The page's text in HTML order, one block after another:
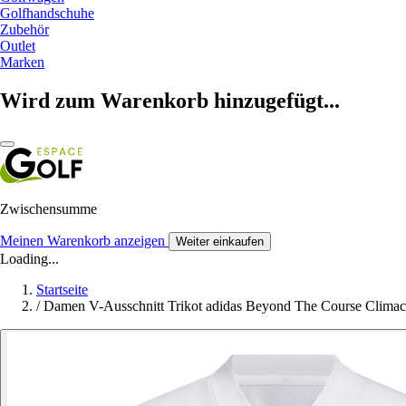
Golfhandschuhe
Zubehör
Outlet
Marken
Wird zum Warenkorb hinzugefügt...
Zwischensumme
Meinen Warenkorb anzeigen Weiter einkaufen
Loading...
Startseite
/ Damen V-Ausschnitt Trikot adidas Beyond The Course